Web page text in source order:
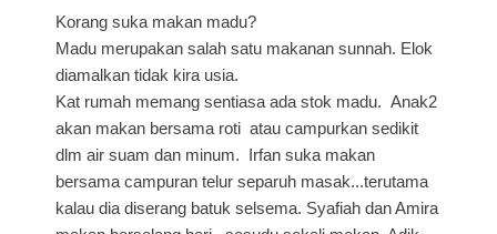
Korang suka makan madu?
Madu merupakan salah satu makanan sunnah. Elok
diamalkan tidak kira usia.
Kat rumah memang sentiasa ada stok madu. Anak2
akan makan bersama roti atau campurkan sedikit
dlm air suam dan minum. Irfan suka makan
bersama campuran telur separuh masak...terutama
kalau dia diserang batuk selsema. Syafiah dan Amira